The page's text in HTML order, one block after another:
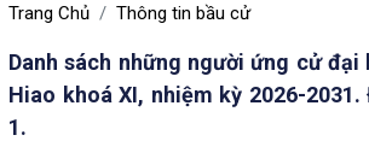
Trang Chủ Thông tin bầu cử
Danh sách những người ứng cử đại
Hiao khoá XI, nhiệm kỳ 2026-
1.